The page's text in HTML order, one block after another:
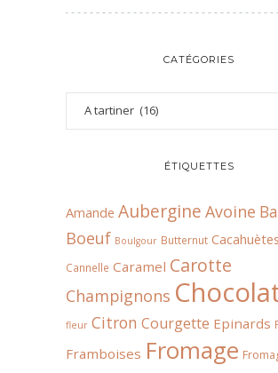
CATÉGORIES
ÉTIQUETTES
Amande Aubergine Avoine
Boeuf Boulgour Butternut Cacahuètes
Cannelle Caramel Carotte
Champignons
fleur Citron Courgette Epinards
Framboises Fromage